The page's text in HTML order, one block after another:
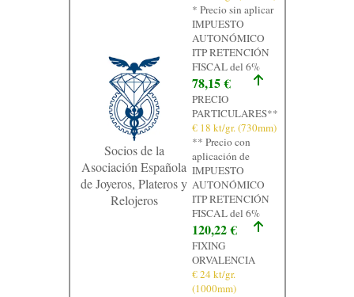
Socios de la
Asociación Española
de Joyeros, Plateros y
Relojeros
* Precio sin aplicar
IMPUESTO
AUTONÓMICO
ITP RETENCIÓN
FISCAL del 6%
78,15 €
PRECIO
PARTICULARES**
€ 18 kt/gr. (730mm)
** Precio con
aplicación de
IMPUESTO
AUTONÓMICO
ITP RETENCIÓN
FISCAL del 6%
120,22 €
FIXING
ORVALENCIA
€ 24 kt/gr.
(1000mm)